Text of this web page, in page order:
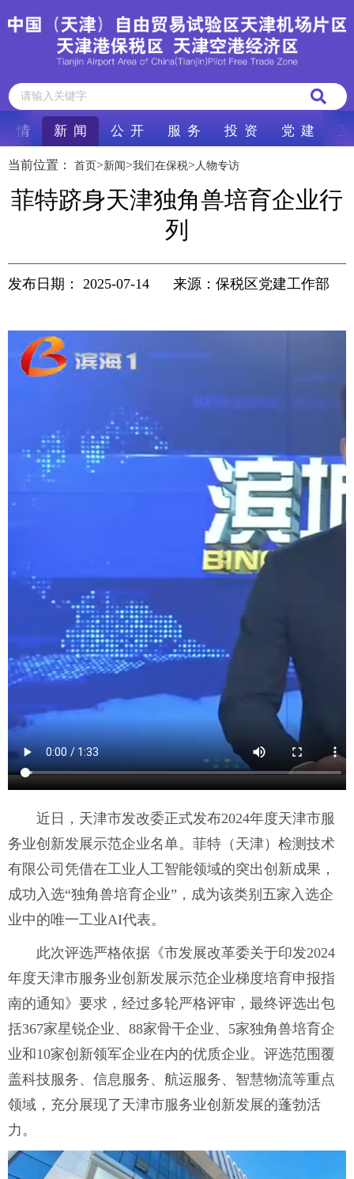
情 新 闻 公 开 服 务 投 资 党 建
当前位置： 首页>新闻>我们在保税> 人物专访
菲特跻身天津独角兽培育企业行
列
发布日期： 2025-07-14 来源：保税区党建工作部
近日，天津市发改委正式发布2024年度天津市服
务业创新发展示范企业名单。菲特（天津）检测技术
有限公司凭借在工业人工智能领域的突出创新成果，
成功入选“独角兽培育企业”，成为该类别五家入选企
业中的唯一工业AI代表。
此次评选严格依据《市发展改革委关于印发2024
年度天津市服务业创新发展示范企业梯度培育申报指
南的通知》要求，经过多轮严格评审，最终评选出包
括367家星锐企业、88家骨干企业、5家独角兽培育企
业和10家创新领军企业在内的优质企业。评选范围覆
盖科技服务、信息服务、航运服务、智慧物流等重点
领域，充分展现了天津市服务业创新发展的蓬勃活
力。